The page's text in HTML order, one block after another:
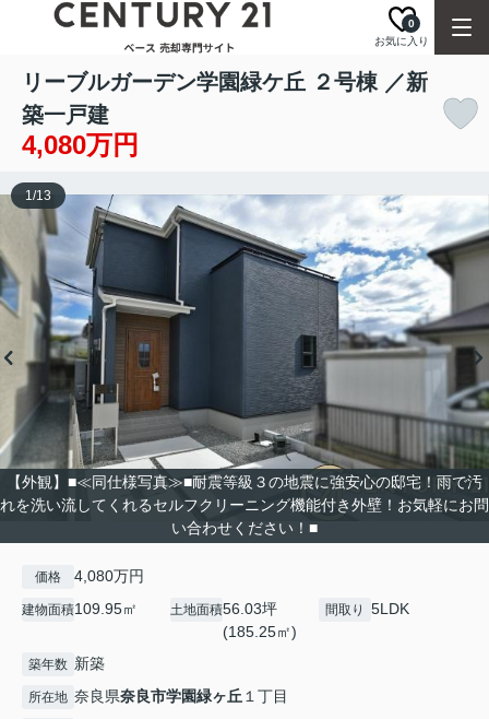
お気に入り
0
リーブルガーデン学園緑ケ丘 ２号棟 ／新
築一戸建
4,080万円
【外観】■≪同仕様写真≫■耐震等級３の地震に強安心の邸宅！雨で汚
れを洗い流してくれるセルフクリーニング機能付き外壁！お気軽にお問
い合わせください！■
1/13
価格 4,080万円
建物面積109.95㎡ 土地面積56.03坪
(185.25㎡)
間取り 5LDK
築年数 新築
所在地 奈良県奈良市学園緑ヶ丘１丁目